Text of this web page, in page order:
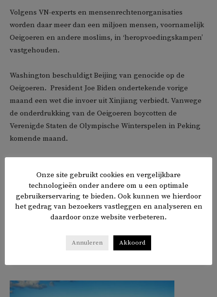
Volgens VN-experts en mensenrechtenorganisaties
worden daar meer dan een miljoen mensen, voornamelijk
Oeigoeren en andere moslims, in ‘heropvoedingskampen’
vastgehouden.
Washington beschuldigt Beijing van genocide op de
Oeigoeren. President Joe Biden ondertekende vorige
maand een wet die invoer uit Xinjiang verbiedt. Vanwege
de onderdrukking van de Oeigoeren boycotten de
Verenigde Staten de Olympische Winterspelen in Peking
komende maand.
stellen. De kampen zouden ‘beroepsopleidingen’
aanbieden en bedrijven moeten het Chinese beleid in
Xinjiang respecteren.
Delen 𝕏 f in
Onze site gebruikt cookies en vergelijkbare
technologieën onder andere om u een optimale
gebruikerservaring te bieden. Ook kunnen we hierdoor
het gedrag van bezoekers vastleggen en analyseren en
daardoor onze website verbeteren.
Annuleren Akkoord